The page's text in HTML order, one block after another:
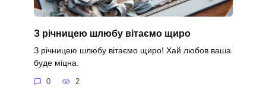
З річницею шлюбу вітаємо щиро
З річницею шлюбу вітаємо щиро! Хай любов ваша
буде міцна.
0 2